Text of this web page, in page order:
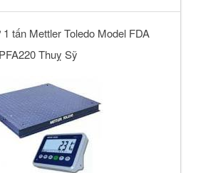
tấn Mettler Toledo Model FDA
PFA220 Thuỵ Sỹ